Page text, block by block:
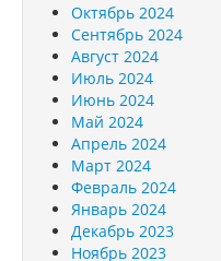
Октябрь 2024
Сентябрь 2024
Август 2024
Июль 2024
Июнь 2024
Май 2024
Апрель 2024
Март 2024
Февраль 2024
Январь 2024
Декабрь 2023
Ноябрь 2023